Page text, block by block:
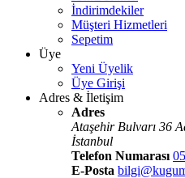
İndirimdekiler
Müşteri Hizmetleri
Sepetim
Üye
Yeni Üyelik
Üye Girişi
Adres & İletişim
Adres
Ataşehir Bulvarı 36
İstanbul
Telefon Numarası
E-Posta